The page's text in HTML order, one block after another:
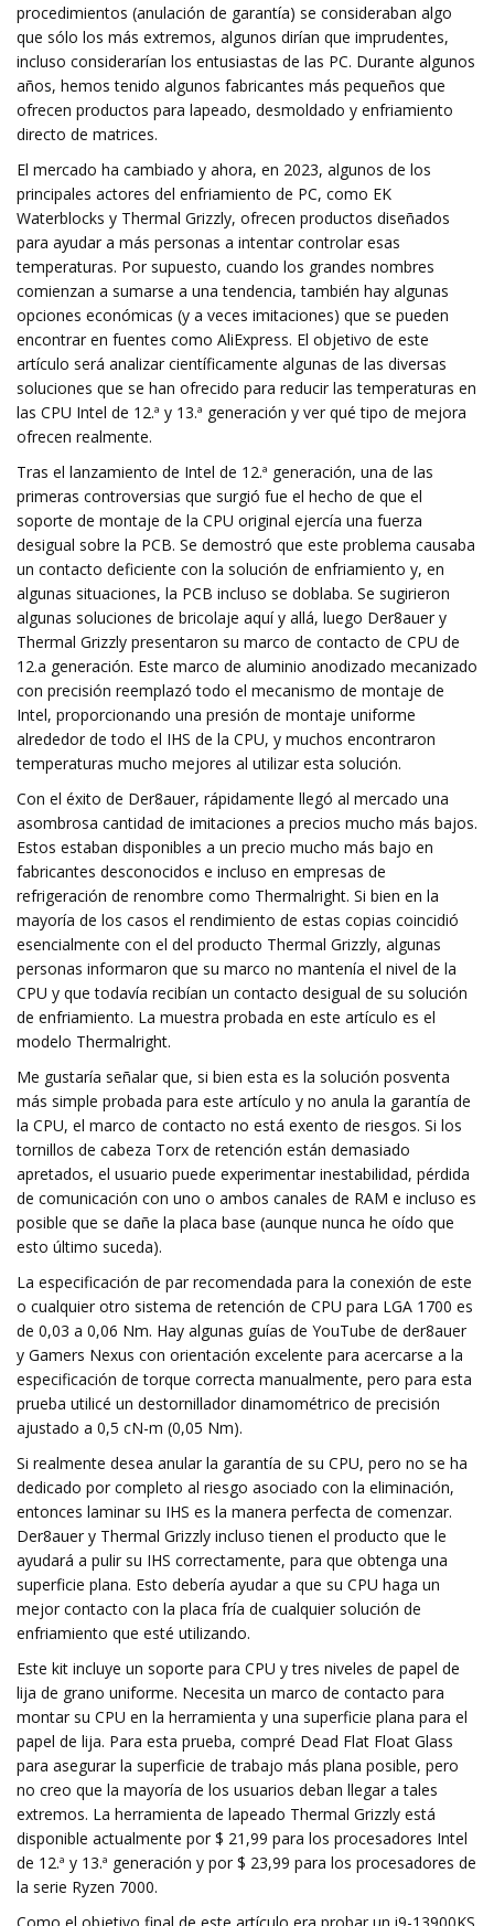
procedimientos (anulación de garantía) se consideraban algo
que sólo los más extremos, algunos dirían que imprudentes,
incluso considerarían los entusiastas de las PC. Durante algunos
años, hemos tenido algunos fabricantes más pequeños que
ofrecen productos para lapeado, desmoldado y enfriamiento
directo de matrices.
El mercado ha cambiado y ahora, en 2023, algunos de los
principales actores del enfriamiento de PC, como EK
Waterblocks y Thermal Grizzly, ofrecen productos diseñados
para ayudar a más personas a intentar controlar esas
temperaturas. Por supuesto, cuando los grandes nombres
comienzan a sumarse a una tendencia, también hay algunas
opciones económicas (y a veces imitaciones) que se pueden
encontrar en fuentes como AliExpress. El objetivo de este
artículo será analizar científicamente algunas de las diversas
soluciones que se han ofrecido para reducir las temperaturas en
las CPU Intel de 12.ª y 13.ª generación y ver qué tipo de mejora
ofrecen realmente.
Tras el lanzamiento de Intel de 12.ª generación, una de las
primeras controversias que surgió fue el hecho de que el
soporte de montaje de la CPU original ejercía una fuerza
desigual sobre la PCB. Se demostró que este problema causaba
un contacto deficiente con la solución de enfriamiento y, en
algunas situaciones, la PCB incluso se doblaba. Se sugirieron
algunas soluciones de bricolaje aquí y allá, luego Der8auer y
Thermal Grizzly presentaron su marco de contacto de CPU de
12.a generación. Este marco de aluminio anodizado mecanizado
con precisión reemplazó todo el mecanismo de montaje de
Intel, proporcionando una presión de montaje uniforme
alrededor de todo el IHS de la CPU, y muchos encontraron
temperaturas mucho mejores al utilizar esta solución.
Con el éxito de Der8auer, rápidamente llegó al mercado una
asombrosa cantidad de imitaciones a precios mucho más bajos.
Estos estaban disponibles a un precio mucho más bajo en
fabricantes desconocidos e incluso en empresas de
refrigeración de renombre como Thermalright. Si bien en la
mayoría de los casos el rendimiento de estas copias coincidió
esencialmente con el del producto Thermal Grizzly, algunas
personas informaron que su marco no mantenía el nivel de la
CPU y que todavía recibían un contacto desigual de su solución
de enfriamiento. La muestra probada en este artículo es el
modelo Thermalright.
Me gustaría señalar que, si bien esta es la solución posventa
más simple probada para este artículo y no anula la garantía de
la CPU, el marco de contacto no está exento de riesgos. Si los
tornillos de cabeza Torx de retención están demasiado
apretados, el usuario puede experimentar inestabilidad, pérdida
de comunicación con uno o ambos canales de RAM e incluso es
posible que se dañe la placa base (aunque nunca he oído que
esto último suceda).
La especificación de par recomendada para la conexión de este
o cualquier otro sistema de retención de CPU para LGA 1700 es
de 0,03 a 0,06 Nm. Hay algunas guías de YouTube de der8auer
y Gamers Nexus con orientación excelente para acercarse a la
especificación de torque correcta manualmente, pero para esta
prueba utilicé un destornillador dinamométrico de precisión
ajustado a 0,5 cN-m (0,05 Nm).
Si realmente desea anular la garantía de su CPU, pero no se ha
dedicado por completo al riesgo asociado con la eliminación,
entonces laminar su IHS es la manera perfecta de comenzar.
Der8auer y Thermal Grizzly incluso tienen el producto que le
ayudará a pulir su IHS correctamente, para que obtenga una
superficie plana. Esto debería ayudar a que su CPU haga un
mejor contacto con la placa fría de cualquier solución de
enfriamiento que esté utilizando.
Este kit incluye un soporte para CPU y tres niveles de papel de
lija de grano uniforme. Necesita un marco de contacto para
montar su CPU en la herramienta y una superficie plana para el
papel de lija. Para esta prueba, compré Dead Flat Float Glass
para asegurar la superficie de trabajo más plana posible, pero
no creo que la mayoría de los usuarios deban llegar a tales
extremos. La herramienta de lapeado Thermal Grizzly está
disponible actualmente por $ 21,99 para los procesadores Intel
de 12.ª y 13.ª generación y por $ 23,99 para los procesadores de
la serie Ryzen 7000.